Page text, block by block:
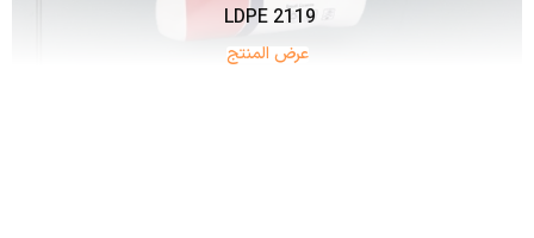
LDPE 2119
عرض المنتج